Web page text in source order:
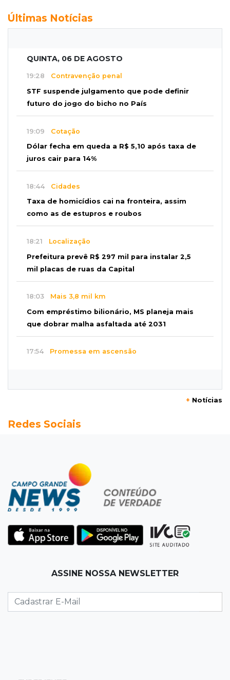
Últimas Notícias
QUINTA, 06 DE AGOSTO
19:28 Contravenção penal
STF suspende julgamento que pode definir
futuro do jogo do bicho no País
19:09 Cotação
Dólar fecha em queda a R$ 5,10 após taxa de
juros cair para 14%
18:44 Cidades
Taxa de homicídios cai na fronteira, assim
como as de estupros e roubos
18:21 Localização
Prefeitura prevê R$ 297 mil para instalar 2,5
mil placas de ruas da Capital
18:03 Mais 3,8 mil km
Com empréstimo bilionário, MS planeja mais
que dobrar malha asfaltada até 2031
17:54 Promessa em ascensão
Grávida acha barata em hambúrguer e
Veja os horários
Velório de Luis Pedro Scalise será no Rubens
Gil de Camillo nesta sexta-feira
Nova lei pune deepfakes sexuais com crianças
e amplia investigação na internet
Quatro carros
provoca engavetamento na Mascarenhas
+ Notícias
Redes Sociais
ASSINE NOSSA NEWSLETTER